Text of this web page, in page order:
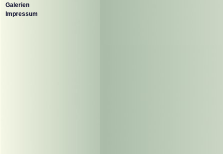
Galerien
Impressum